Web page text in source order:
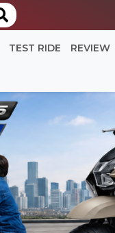
TEST RIDE REVIEW